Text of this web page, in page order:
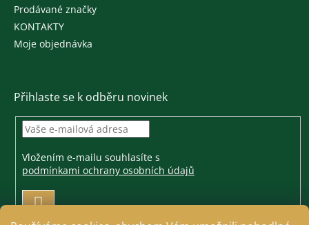
Prodávané značky
KONTAKTY
Moje objednávka
Přihlaste se k odběru novinek
Vložením e-mailu souhlasíte s
podmínkami ochrany osobních údajů
PŘIHLÁSIT